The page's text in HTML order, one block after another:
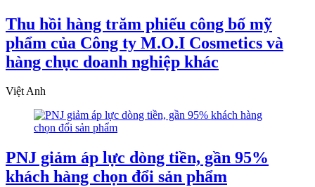
Thu hồi hàng trăm phiếu công bố mỹ
phẩm của Công ty M.O.I Cosmetics và
hàng chục doanh nghiệp khác
Việt Anh
PNJ giảm áp lực dòng tiền, gần 95%
khách hàng chọn đổi sản phẩm